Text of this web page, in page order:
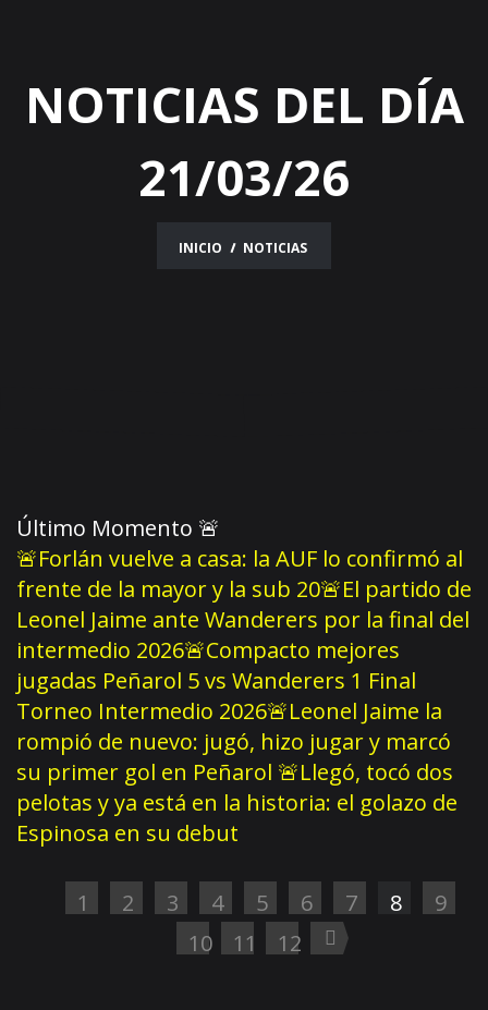
NOTICIAS DEL DÍA
21/03/26
INICIO NOTICIAS
Último Momento 🚨
🚨Forlán vuelve a casa: la AUF lo confirmó al
frente de la mayor y la sub 20🚨El partido de
Leonel Jaime ante Wanderers por la final del
intermedio 2026🚨Compacto mejores
jugadas Peñarol 5 vs Wanderers 1 Final
Torneo Intermedio 2026🚨Leonel Jaime la
rompió de nuevo: jugó, hizo jugar y marcó
su primer gol en Peñarol 🚨Llegó, tocó dos
pelotas y ya está en la historia: el golazo de
Espinosa en su debut
1 2 3 4 5 6 7 8
9
10
11 12